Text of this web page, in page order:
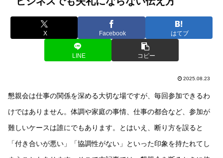
X Facebook はてブ
LINE コピー
2025.08.23
懇親会は仕事の関係を深める大切な場ですが、毎回参加できるわ
けではありません。体調や家庭の事情、仕事の都合など、参加が
難しいケースは誰にでもあります。とはいえ、断り方を誤ると
「付き合いが悪い」「協調性がない」といった印象を持たれてし